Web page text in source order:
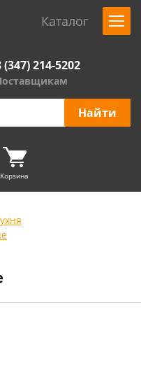
Каталог
(347) 214-5202
Корзина